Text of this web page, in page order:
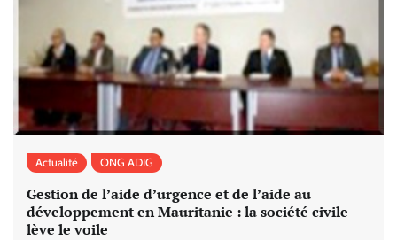
Actualité ONG ADIG
Gestion de l’aide d’urgence et de l’aide au
développement en Mauritanie : la société civile
lève le voile